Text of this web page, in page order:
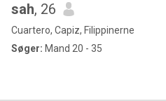
sah, 26
Cuartero, Capiz, Filippinerne
Søger: Mand 20 - 35